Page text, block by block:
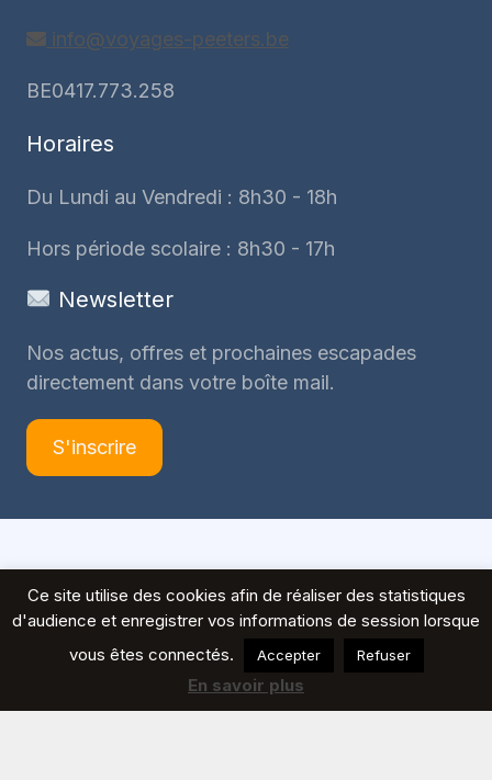
info@voyages-peeters.be
BE0417.773.258
Horaires
Du Lundi au Vendredi : 8h30 - 18h
Hors période scolaire : 8h30 - 17h
Newsletter
Nos actus, offres et prochaines escapades
directement dans votre boîte mail.
S'inscrire
Ce site utilise des cookies afin de réaliser des statistiques
d'audience et enregistrer vos informations de session lorsque
vous êtes connectés.
Accepter Refuser
En savoir plus